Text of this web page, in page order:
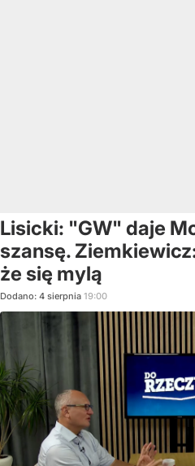
Lisicki: "GW" daje
szansę.
że się mylą
Dodano: 4 sierpnia 19:00